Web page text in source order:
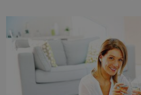
běžné. Její základní složky– sodík